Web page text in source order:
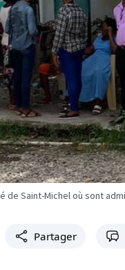
de Saint-Michel où sont
Partager